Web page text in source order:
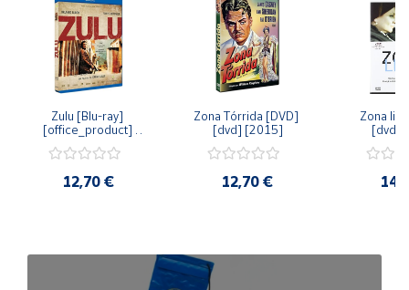
Zulu [Blu-ray]
[office_product]
12,70 €
Zona Tórrida [DVD]
[dvd] [2015]
12,70 €
Zona
[dvd]